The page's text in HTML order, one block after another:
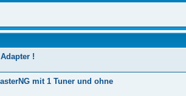
!
mit 1 Tuner und ohne